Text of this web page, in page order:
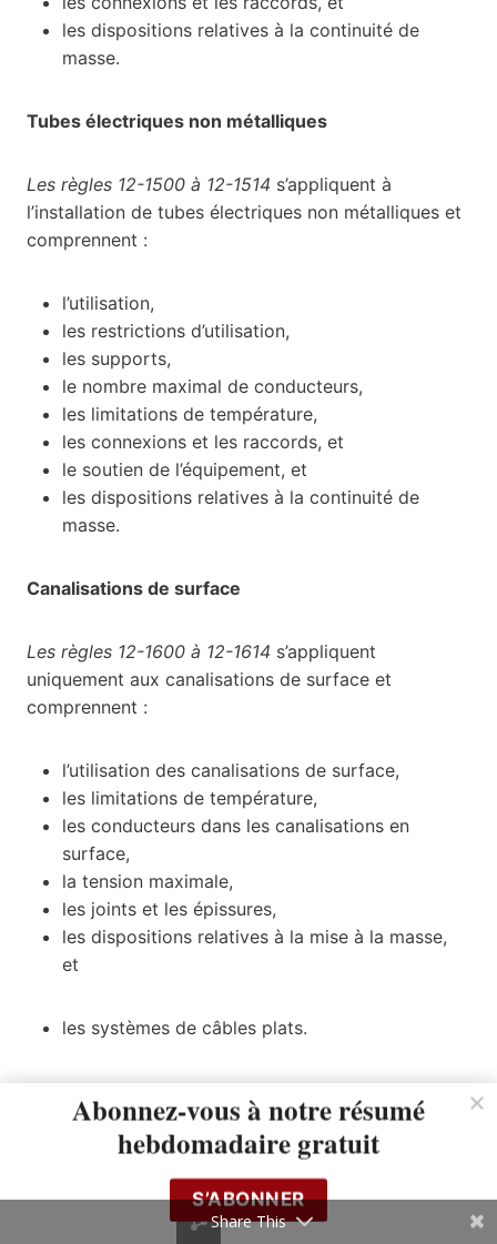
les dispositions relatives à la continuité de
masse.
Tubes électriques non métalliques
Les règles 12-1500 à 12-1514 s’appliquent à
l’installation de tubes électriques non métalliques et
comprennent :
l’utilisation,
les restrictions d’utilisation,
les supports,
le nombre maximal de conducteurs,
les limitations de température,
les connexions et les raccords, et
le soutien de l’équipement, et
les dispositions relatives à la continuité de
masse.
Canalisations de surface
Les règles 12-1600 à 12-1614 s’appliquent
uniquement aux canalisations de surface et
comprennent :
l’utilisation des canalisations de surface,
les limitations de température,
les conducteurs dans les canalisations en
surface,
la tension maximale,
les joints et les épissures,
les dispositions relatives à la mise à la masse,
et
les systèmes de câbles plats.
Canalisations sous le plancher
Les règles 12-1700 à 12-1718s’appliquent à
l’installation de canalisations sous le plancher et
Abonnez-vous à notre résumé
hebdomadaire gratuit
S’ABONNER
Share This